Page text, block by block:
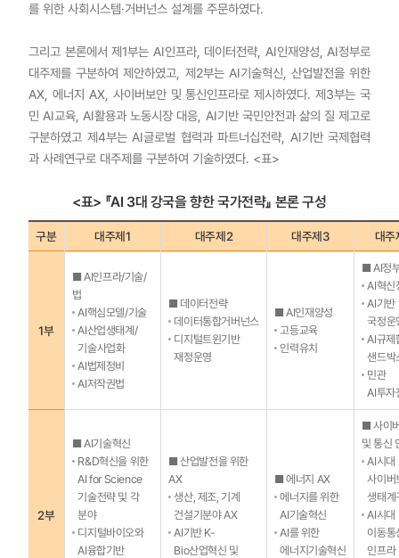
를 위한 사회시스템·거버넌스 설계를 주문하였다.
그리고 본론에서 제1부는 AI인프라, 데이터전략, AI인재양성, AI정부로
대주제를 구분하여 제안하였고, 제2부는 AI기술혁신, 산업발전을 위한
AX, 에너지 AX, 사이버보안 및 통신인프라로 제시하였다. 제3부는 국
민 AI교육, AI활용과 노동시장 대응, AI기반 국민안전과 삶의 질 제고로
구분하였고 제4부는 AI글로벌 협력과 파트너십전략, AI기반 국제협력
과 사례연구로 대주제를 구분하여 기술하였다. <표>
<표> 『AI 3대 강국을 향한 국가전략』 본론 구성
구분 대주제1 대주제2 대주제3 대주
1부
■ AI인프라/기술/
법
AI핵심모델/기술
AI산업생태계/
기술사업화
AI법제정비
AI저작권법
■ 데이터전략
데이터통합거버넌스
디지털트윈기반
재정운영
■ AI인재양성
고등교육
인력유치
■ AI정
AI혁신
AI기반
국정운
AI규제
샌드박
민관
AI투자
2부
■ AI기술혁신
R&D혁신을 위한
AI for Science
기술전략 및 각
분야
디지털바이오와
AI융합기반
■ 산업발전을 위한
AX
생산, 제조, 기계
건설기분야 AX
AI기반 K-
Bio산업혁신 및
■ 에너지 AX
에너지를 위한
AI기술혁신
AI를 위한
에너지기술혁신
■ 사이
및 통신
AI시대
사이버
생태계
AI시대
이동통
인프라